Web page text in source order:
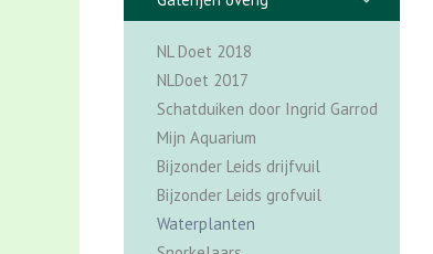
NL Doet 2018
NLDoet 2017
Schatduiken door Ingrid Garrod
Mijn Aquarium
Bijzonder Leids drijfvuil
Bijzonder Leids grofvuil
Waterplanten